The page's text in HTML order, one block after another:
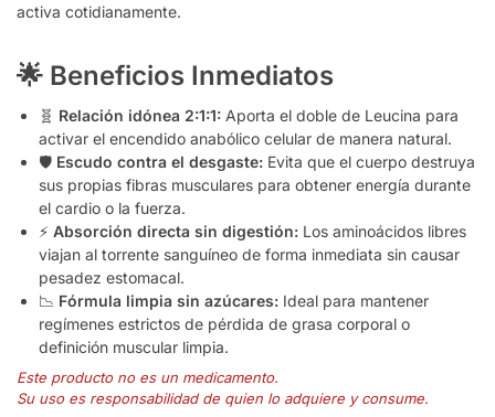
activa cotidianamente.
🌟 Beneficios Inmediatos
🧬 Relación idónea 2:1:1: Aporta el doble de Leucina para
activar el encendido anabólico celular de manera natural.
🛡️ Escudo contra el desgaste: Evita que el cuerpo destruya
sus propias fibras musculares para obtener energía durante
el cardio o la fuerza.
⚡ Absorción directa sin digestión: Los aminoácidos libres
viajan al torrente sanguíneo de forma inmediata sin causar
pesadez estomacal.
📉 Fórmula limpia sin azúcares: Ideal para mantener
regímenes estrictos de pérdida de grasa corporal o
definición muscular limpia.
Este producto no es un medicamento.
Su uso es responsabilidad de quien lo adquiere y consume.